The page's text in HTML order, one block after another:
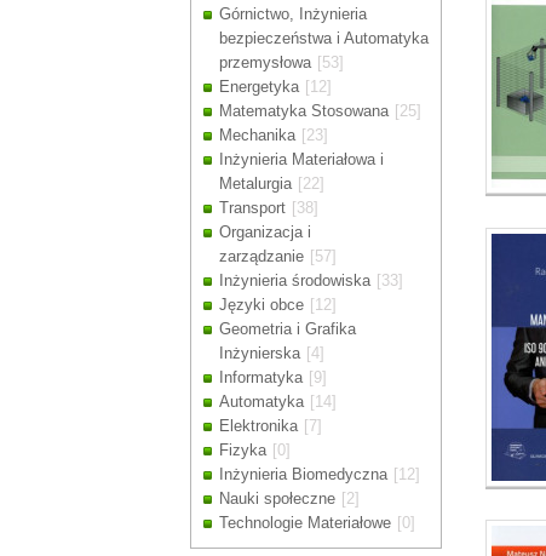
Drodzy
Ze względu
zamówienia
Dziękujemy
Górnictwo, Inżynieria
bezpieczeństwa i Automatyka
przemysłowa [53]
Energetyka [12]
Matematyka Stosowana [25]
Mechanika [23]
Inżynieria Materiałowa i
Metalurgia [22]
Transport [38]
Organizacja i
zarządzanie [57]
Inżynieria środowiska [33]
Języki obce [12]
Geometria i Grafika
Inżynierska [4]
Informatyka [9]
Automatyka [14]
Elektronika [7]
Fizyka [0]
Inżynieria Biomedyczna [12]
Nauki społeczne [2]
Technologie Materiałowe [0]